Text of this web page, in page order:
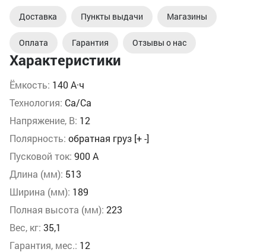
Характеристики
Ёмкость: 140 А·ч
Технология: Ca/Ca
Напряжение, В: 12
Полярность: обратная груз [+ -]
Пусковой ток: 900 А
Длина (мм): 513
Ширина (мм): 189
Полная высота (мм): 223
Вес, кг: 35,1
Гарантия, мес.: 12
Доставка Пункты выдачи Магазины
Оплата Гарантия Отзывы о нас